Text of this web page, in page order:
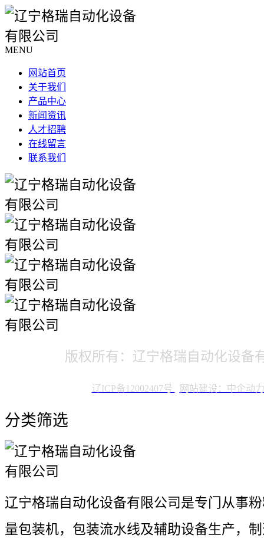
MENU
网站首页
关于我们
产品中心
新闻资讯
人才招聘
在线留言
联系我们
版权所有：辽宁格瑞自动化设备
辽ICP备12002407号 网站建设：中企动力
分类筛选
辽宁格瑞自动化设备有限公司是专门从事
量包装机，包装流水线及辅助设备生产，